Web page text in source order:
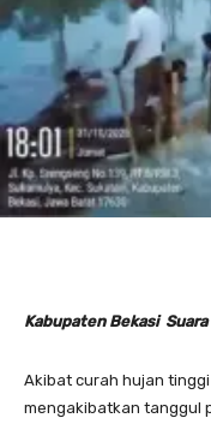
Kabupaten Bekasi
Akibat curah hujan
mengakibatkan tanggul